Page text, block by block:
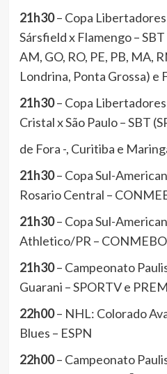
21h30– Copa
Sársfield x Flamengo – SBT
AM, GO, RO, PE, PB, MA,
Londrina, Ponta Grossa) e
21h30– Copa
Cristal x São Paulo – SBT
de Fora -, Curitiba e
21h30– Copa Sul-
Rosario Central –
21h30– Copa Sul-
Athletico/PR –
21h30– Campeonato
Guarani – SPORTV e
22h00– NHL: Colorado
Blues – ESPN
22h00– Campeonato